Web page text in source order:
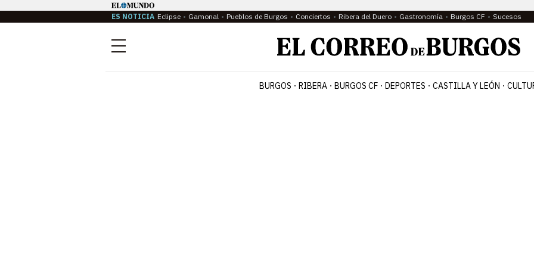
ES NOTICIA Eclipse Gamonal Pueblos de Burgos Conciertos Ribera del Duero Gastronomía Burgos CF Sucesos
Menú
BURGOS RIBERA BURGOS CF DEPORTES CASTILLA Y LEÓN